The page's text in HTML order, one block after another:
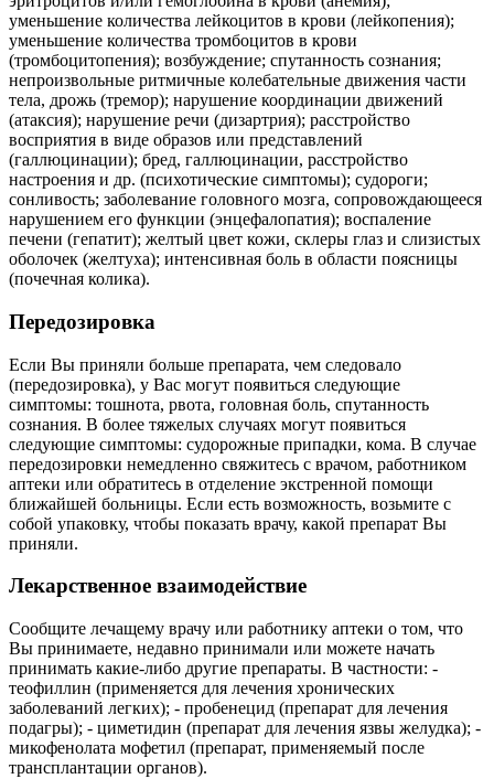
уменьшение количества лейкоцитов в крови (лейкопения);
уменьшение количества тромбоцитов в крови
(тромбоцитопения); возбуждение; спутанность сознания;
непроизвольные ритмичные колебательные движения части
тела, дрожь (тремор); нарушение координации движений
(атаксия); нарушение речи (дизартрия); расстройство
восприятия в виде образов или представлений
(галлюцинации); бред, галлюцинации, расстройство
настроения и др. (психотические симптомы); судороги;
сонливость; заболевание головного мозга, сопровождающееся
нарушением его функции (энцефалопатия); воспаление
печени (гепатит); желтый цвет кожи, склеры глаз и слизистых
оболочек (желтуха); интенсивная боль в области поясницы
(почечная колика).
Передозировка
Если Вы приняли больше препарата, чем следовало
(передозировка), у Вас могут появиться следующие
симптомы: тошнота, рвота, головная боль, спутанность
сознания. В более тяжелых случаях могут появиться
следующие симптомы: судорожные припадки, кома. В случае
передозировки немедленно свяжитесь с врачом, работником
аптеки или обратитесь в отделение экстренной помощи
ближайшей больницы. Если есть возможность, возьмите с
собой упаковку, чтобы показать врачу, какой препарат Вы
приняли.
Лекарственное взаимодействие
Сообщите лечащему врачу или работнику аптеки о том, что
Вы принимаете, недавно принимали или можете начать
принимать какие-либо другие препараты. В частности: -
теофиллин (применяется для лечения хронических
заболеваний легких); - пробенецид (препарат для лечения
подагры); - циметидин (препарат для лечения язвы желудка); -
микофенолата мофетил (препарат, применяемый после
трансплантации органов).